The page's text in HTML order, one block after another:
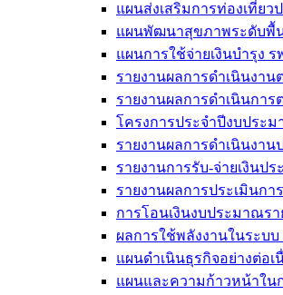
แผนส่งเสริมการท่องเที่ยว
แผนพัฒนาสุขภาพระดับพื้
แผนการใช้จ่ายเงินบำรุง ร
รายงานผลการดำเนินงา
รายงานผลการดำเนินกา
โครงการประจำปีงบประ
รายงานผลการดำเนินงาน
รายงานการรับ-จ่ายเงินป
รายงานผลการประเมินก
การโอนเงินงบประมาณรา
ผลการใช้พลังงานในระบบ
แผนดำเนินธุรกิจอย่างต่อ
แผนและความก้าวหน้าใน